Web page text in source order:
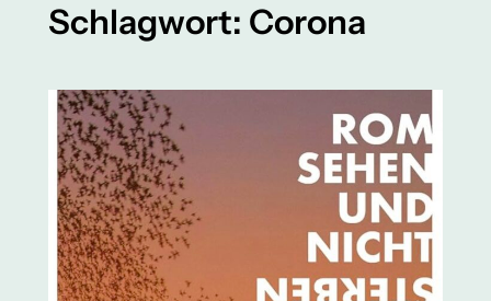
Schlagwort: Corona